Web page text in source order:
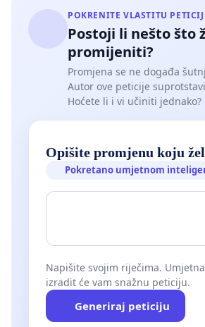
POKRENITE VLASTITU
Postoji li nešto što
promijeniti?
Promjena se ne događa
Autor ove peticije
Hoćete li i vi učiniti jednako?
Opišite promjenu koju
Pokretano umjetnom
Napišite svojim riječima.
izradit će vam snažnu peticiju.
Generiraj peticiju